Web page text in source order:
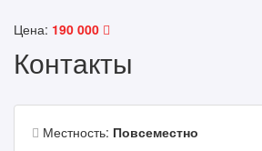
Цена: 190 000
Контакты
Местность: Повсеместно